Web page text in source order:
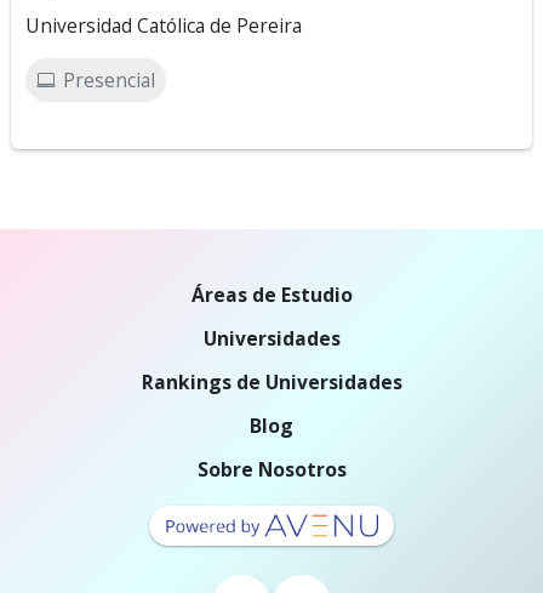
Universidad Católica de Pereira
Presencial
Áreas de Estudio
Universidades
Rankings de Universidades
Blog
Sobre Nosotros